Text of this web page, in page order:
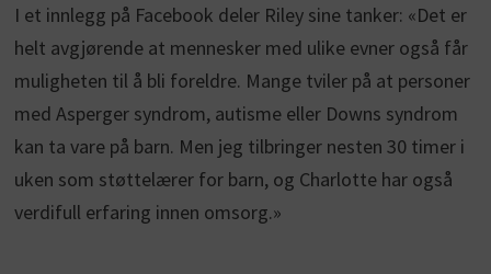
I et innlegg på Facebook deler Riley sine tanker: «Det er
helt avgjørende at mennesker med ulike evner også får
muligheten til å bli foreldre. Mange tviler på at personer
med Asperger syndrom, autisme eller Downs syndrom
kan ta vare på barn. Men jeg tilbringer nesten 30 timer i
uken som støttelærer for barn, og Charlotte har også
verdifull erfaring innen omsorg.»